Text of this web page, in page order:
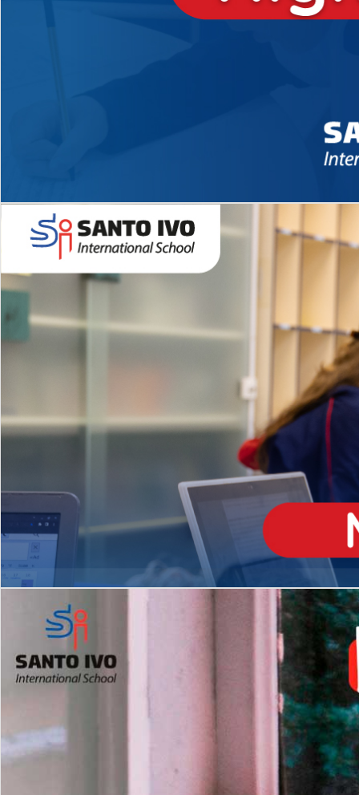
Novidades 2026 High School
Matrículas Abertas 2026
EDUCAÇÃO INFANTIL
Inglês todos os dias
MÉDIO
igh School
Dupla Diplomação
2º AO 5º ANO FUNDAMENTAL
es
Com imersão Bilingue - Anos
Finais